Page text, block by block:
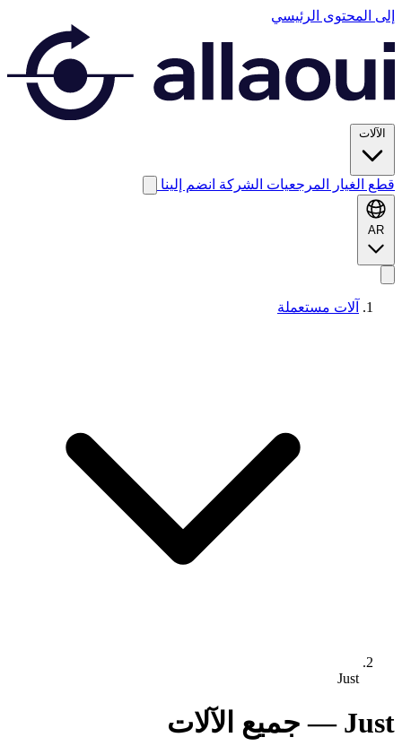
إلى المحتوى الرئيسي
الآلات
قطع الغيار المرجعيات الشركة انضم إلينا
AR
آلات مستعملة
Just
Just — جميع الآلات